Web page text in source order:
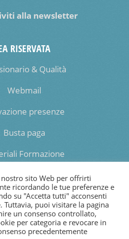
alla newsletter
RISERVATA
& Qualità
Webmail
presenze
Busta paga
Formazione
dati lista di attesa
POLICY
WHISTLEBLOWING
sito Web per offrirti
ricordando le tue preferenze e
su "Accetta tutti" acconsenti
Tuttavia, puoi visitare la pagina
un consenso controllato,
per categoria e revocare in
precedentemente